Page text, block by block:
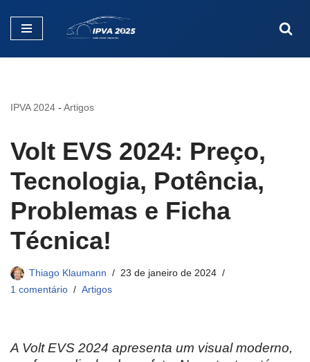
Pular
IPVA 2024 - Artigos
Volt EVS 2024: Preço,
Tecnologia, Potência,
Problemas e Ficha
Técnica!
Thiago Klaumann
23 de janeiro de 2024
1 comentário
Artigos
A Volt EVS 2024 apresenta um visual moderno,